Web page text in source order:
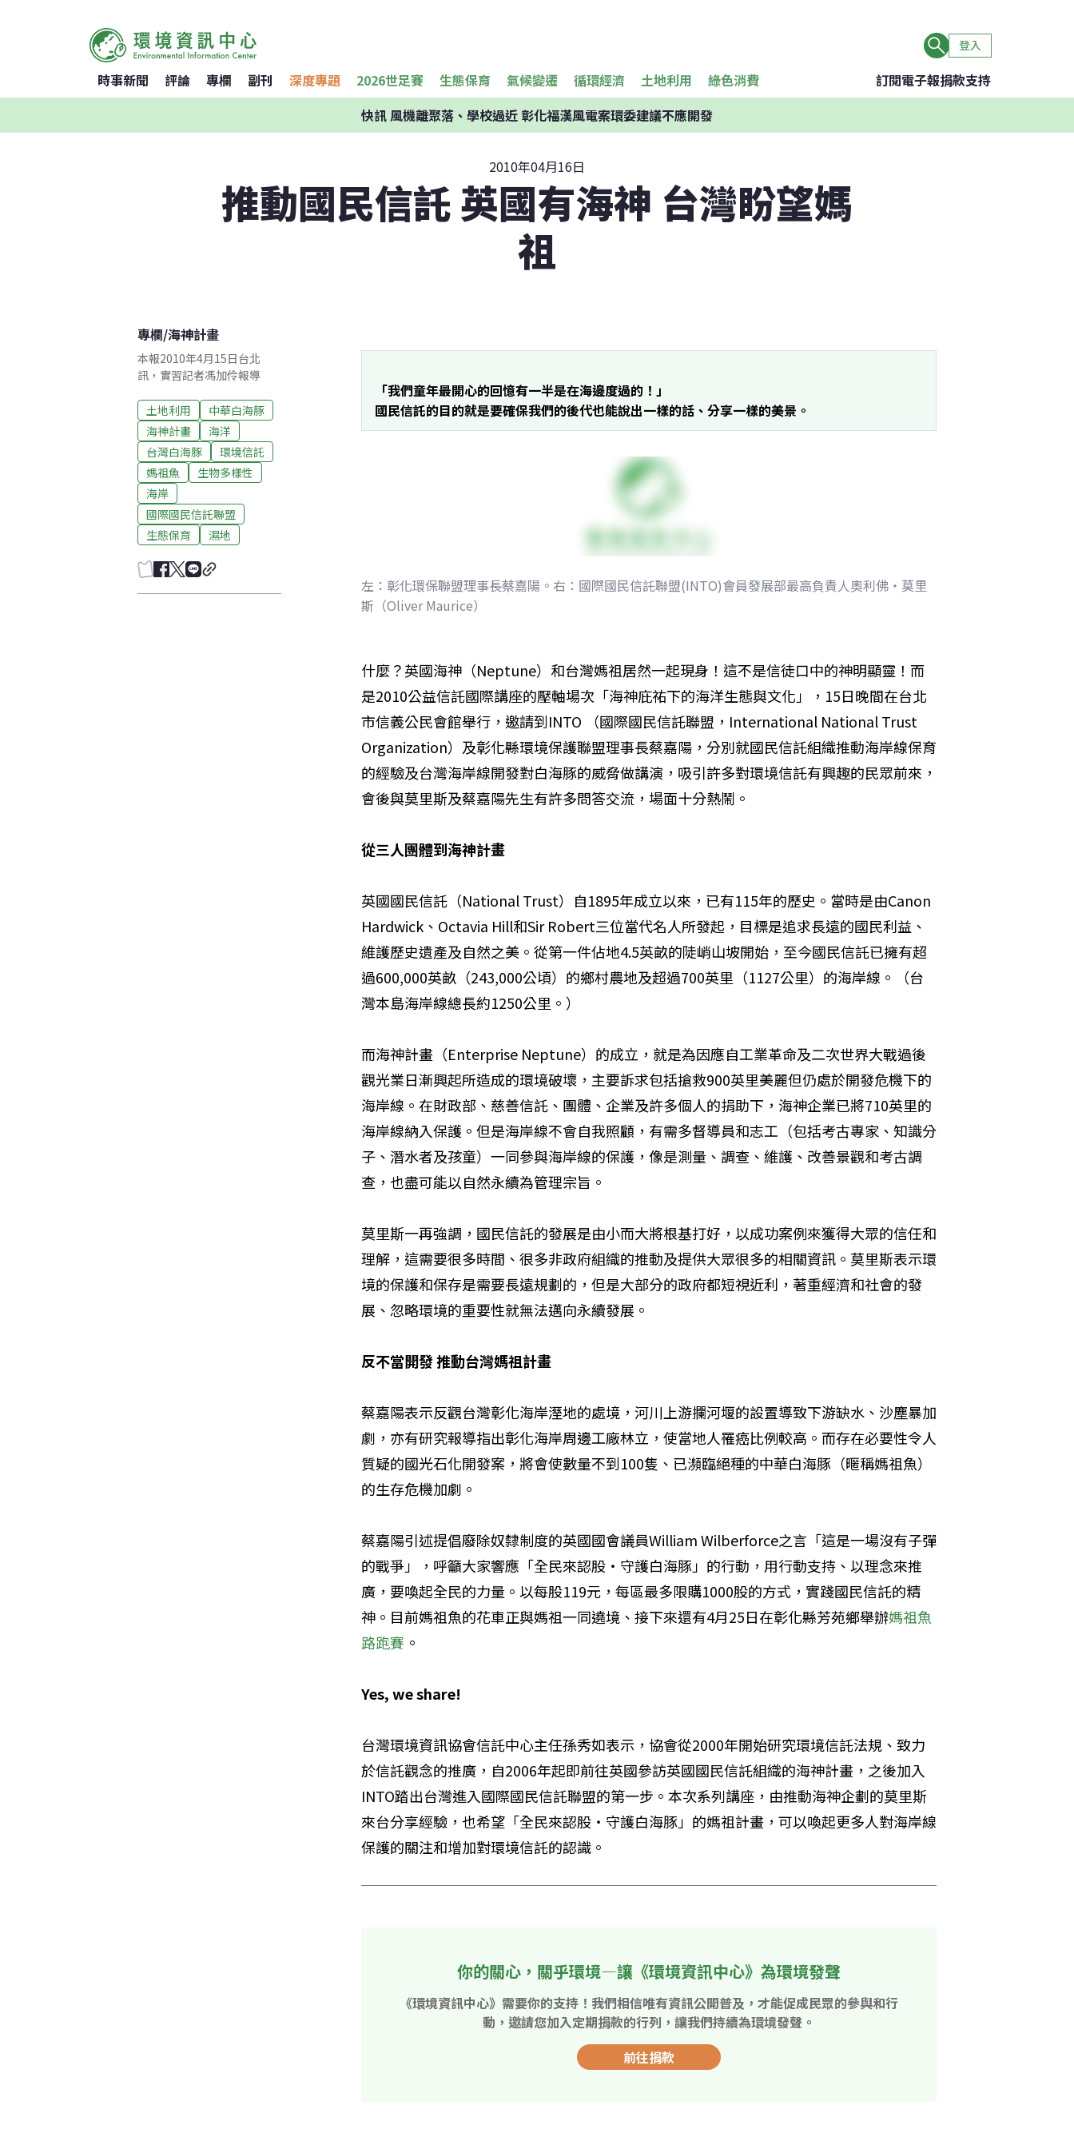
登入
時事新聞 評論 專欄 副刊 深度專題 2026世足賽 生態保育 氣候變遷 循環經濟 土地利用 綠色消費 訂閱電子報捐款支持
快訊風機離聚落、學校過近 彰化福漢風電案環委建議不應開發
2010年04月16日
推動國民信託 英國有海神 台灣盼望媽
祖
專欄/海神計畫
本報2010年4月15日台北
訊，實習記者馮加伶報導
土地利用
中華白海豚
海神計畫
海洋
台灣白海豚
環境信託
媽祖魚
生物多樣性
海岸
國際國民信託聯盟
生態保育
濕地
「我們童年最開心的回憶有一半是在海邊度過的！」
國民信託的目的就是要確保我們的後代也能說出一樣的話、分享一樣的美景。
左：彰化環保聯盟理事長蔡嘉陽。右：國際國民信託聯盟(INTO)會員發展部最高負責人奧利佛‧莫里
斯（Oliver Maurice）
什麼？英國海神（Neptune）和台灣媽祖居然一起現身！這不是信徒口中的神明顯靈！而
是2010公益信託國際講座的壓軸場次「海神庇祐下的海洋生態與文化」，15日晚間在台北
市信義公民會館舉行，邀請到INTO （國際國民信託聯盟，International National Trust
Organization）及彰化縣環境保護聯盟理事長蔡嘉陽，分別就國民信託組織推動海岸線保育
的經驗及台灣海岸線開發對白海豚的威脅做講演，吸引許多對環境信託有興趣的民眾前來，
會後與莫里斯及蔡嘉陽先生有許多問答交流，場面十分熱鬧。
從三人團體到海神計畫
英國國民信託（National Trust）自1895年成立以來，已有115年的歷史。當時是由Canon
Hardwick、Octavia Hill和Sir Robert三位當代名人所發起，目標是追求長遠的國民利益、
維護歷史遺產及自然之美。從第一件佔地4.5英畝的陡峭山坡開始，至今國民信託已擁有超
過600,000英畝（243,000公頃）的鄉村農地及超過700英里（1127公里）的海岸線。（台
灣本島海岸線總長約1250公里。）
而海神計畫（Enterprise Neptune）的成立，就是為因應自工業革命及二次世界大戰過後
觀光業日漸興起所造成的環境破壞，主要訴求包括搶救900英里美麗但仍處於開發危機下的
海岸線。在財政部、慈善信託、團體、企業及許多個人的捐助下，海神企業已將710英里的
海岸線納入保護。但是海岸線不會自我照顧，有需多督導員和志工（包括考古專家、知識分
子、潛水者及孩童）一同參與海岸線的保護，像是測量、調查、維護、改善景觀和考古調
查，也盡可能以自然永續為管理宗旨。
莫里斯一再強調，國民信託的發展是由小而大將根基打好，以成功案例來獲得大眾的信任和
理解，這需要很多時間、很多非政府組織的推動及提供大眾很多的相關資訊。莫里斯表示環
境的保護和保存是需要長遠規劃的，但是大部分的政府都短視近利，著重經濟和社會的發
展、忽略環境的重要性就無法邁向永續發展。
反不當開發 推動台灣媽祖計畫
蔡嘉陽表示反觀台灣彰化海岸溼地的處境，河川上游攔河堰的設置導致下游缺水、沙塵暴加
劇，亦有研究報導指出彰化海岸周邊工廠林立，使當地人罹癌比例較高。而存在必要性令人
質疑的國光石化開發案，將會使數量不到100隻、已瀕臨絕種的中華白海豚（暱稱媽祖魚）
的生存危機加劇。
蔡嘉陽引述提倡廢除奴隸制度的英國國會議員William Wilberforce之言「這是一場沒有子彈
的戰爭」，呼籲大家響應「全民來認股‧守護白海豚」的行動，用行動支持、以理念來推
廣，要喚起全民的力量。以每股119元，每區最多限購1000股的方式，實踐國民信託的精
神。目前媽祖魚的花車正與媽祖一同遶境、接下來還有4月25日在彰化縣芳苑鄉舉辦媽祖魚
路跑賽 。
Yes, we share!
台灣環境資訊協會信託中心主任孫秀如表示，協會從2000年開始研究環境信託法規、致力
於信託觀念的推廣，自2006年起即前往英國參訪英國國民信託組織的海神計畫，之後加入
INTO踏出台灣進入國際國民信託聯盟的第一步。本次系列講座，由推動海神企劃的莫里斯
來台分享經驗，也希望「全民來認股‧守護白海豚」的媽祖計畫，可以喚起更多人對海岸線
保護的關注和增加對環境信託的認識。
你的關心，關乎環境—讓《環境資訊中心》為環境發聲
《環境資訊中心》需要你的支持！我們相信唯有資訊公開普及，才能促成民眾的參與和行
動，邀請您加入定期捐款的行列，讓我們持續為環境發聲。
前往捐款